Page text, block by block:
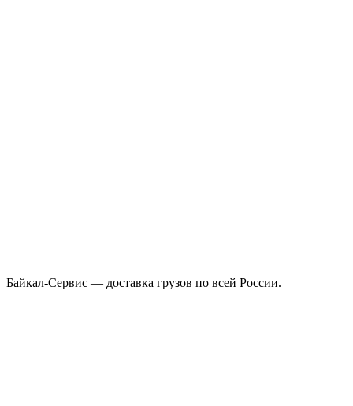
Байкал-Сервис — доставка грузов по всей России.